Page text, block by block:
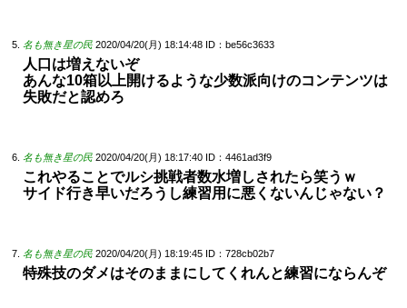
名も無き星の民 2020/04/20(月) 18:14:48 ID：be56c3633
人口は増えないぞ
あんな10箱以上開けるような少数派向けのコンテンツは
失敗だと認めろ
名も無き星の民 2020/04/20(月) 18:17:40 ID：4461ad3f9
これやることでルシ挑戦者数水増しされたら笑うｗ
サイド行き早いだろうし練習用に悪くないんじゃない？
名も無き星の民 2020/04/20(月) 18:19:45 ID：728cb02b7
特殊技のダメはそのままにしてくれんと練習にならんぞ